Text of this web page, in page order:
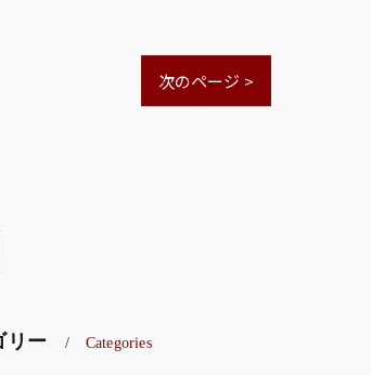
次のページ >
リー Categories